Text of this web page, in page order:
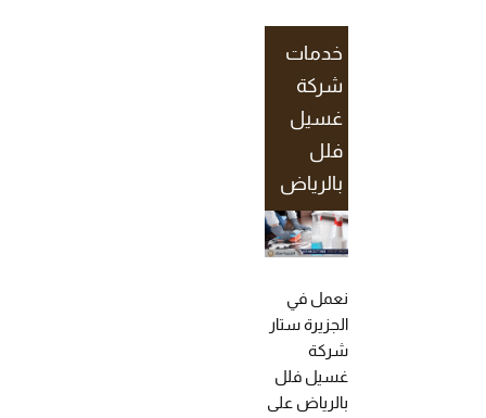
خدمات
شركة
غسيل
فلل
بالرياض
نعمل في
الجزيرة ستار
شركة
غسيل فلل
بالرياض على